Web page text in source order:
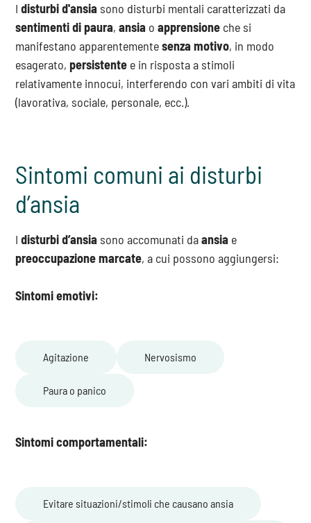
Idisturbi d'ansia sono disturbi mentali caratterizzati da
sentimenti di paura,ansia oapprensione che si
manifestano apparentementesenza motivo, in modo
esagerato,persistente e in risposta a stimoli
relativamente innocui, interferendo con vari ambiti di vita
(lavorativa, sociale, personale, ecc.).
Sintomi comuni ai disturbi
d’ansia
I disturbi d’ansia sono accomunati daansia e
preoccupazione marcate, a cui possono aggiungersi:
Sintomi emotivi:
Agitazione Nervosismo
Paura o panico
Sintomi comportamentali:
Evitare situazioni/stimoli che causano ansia